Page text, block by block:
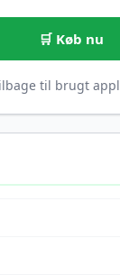
🛒 Køb nu
til brugt